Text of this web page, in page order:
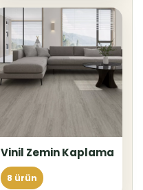
Vinil Zemin Kaplama
8 ürün